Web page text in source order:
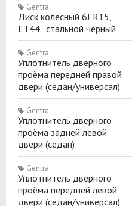
Gentra
Диск колесный 6J R15,
ET44. ,стальной черный
Gentra
Уплотнитель дверного
проёма передней правой
двери (седан/универсал)
Gentra
Уплотнитель дверного
проёма задней левой
двери (седан)
Gentra
Уплотнитель дверного
проёма передней левой
двери (седан/универсал)